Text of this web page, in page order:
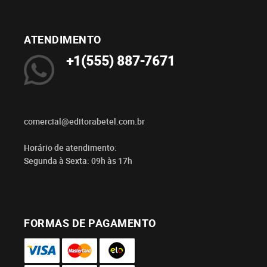
ATENDIMENTO
+1(555) 887-7671
comercial@editorabetel.com.br
Horário de atendimento:
Segunda à Sexta: 09h às 17h
FORMAS DE PAGAMENTO